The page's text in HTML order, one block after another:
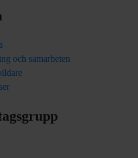
och samarbeten